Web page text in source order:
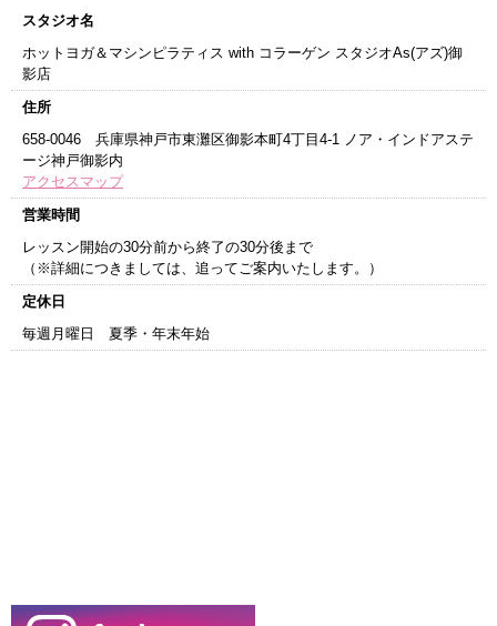
スタジオ名
ホットヨガ＆マシンピラティス with コラーゲン スタジオAs(アズ)御
影店
住所
658-0046 兵庫県神戸市東灘区御影本町4丁目4-1 ノア・インドアステ
ージ神戸御影内
アクセスマップ
営業時間
レッスン開始の30分前から終了の30分後まで
（※詳細につきましては、追ってご案内いたします。）
定休日
毎週月曜日 夏季・年末年始